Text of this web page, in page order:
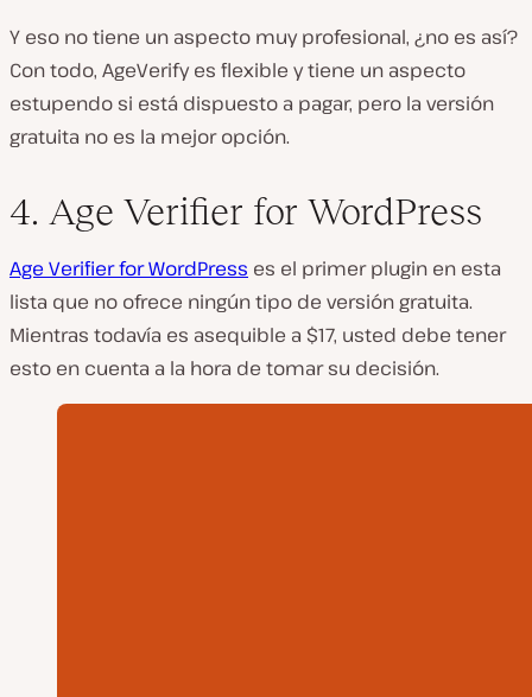
Y eso no tiene un aspecto muy profesional, ¿no es así?
Con todo, AgeVerify es flexible y tiene un aspecto
estupendo si está dispuesto a pagar, pero la versión
gratuita no es la mejor opción.
4. Age Verifier for WordPress
Age Verifier for WordPress es el primer plugin en esta
lista que no ofrece ningún tipo de versión gratuita.
Mientras todavía es asequible a $17, usted debe tener
esto en cuenta a la hora de tomar su decisión.